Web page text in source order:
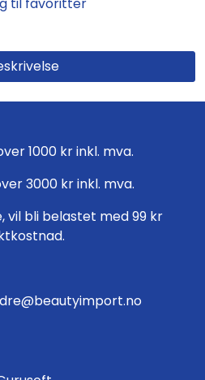
1000 kr inkl. mva.
3000 kr inkl. mva.
vil bli belastet med 99 kr